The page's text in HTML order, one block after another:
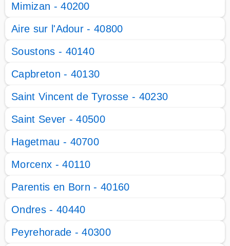
Mimizan - 40200
Aire sur l'Adour - 40800
Soustons - 40140
Capbreton - 40130
Saint Vincent de Tyrosse - 40230
Saint Sever - 40500
Hagetmau - 40700
Morcenx - 40110
Parentis en Born - 40160
Ondres - 40440
Peyrehorade - 40300